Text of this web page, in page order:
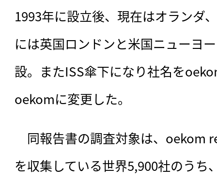
1993年に設立後、現在はオランダ
には英国ロンドンと米国ニューヨ
設。またISS傘下になり社名を
oekomに変更した。
同報告書の調査対象は、oekom
を収集している世界5,900社のうち